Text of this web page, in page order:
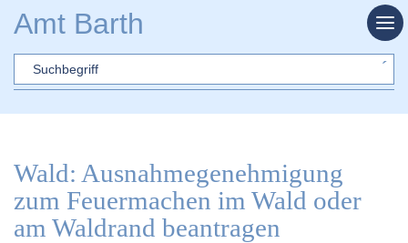
Amt Barth
Sword
Wald: Ausnahmegenehmigung
zum Feuermachen im Wald oder
am Waldrand beantragen